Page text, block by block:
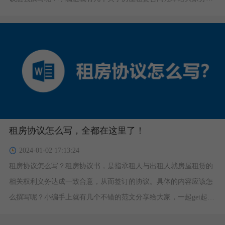
租房协议怎么写，全都在这里了！
2024-01-02 17:13:24
租房协议怎么写？租房协议书，是指承租人与出租人就房屋租赁的
相关权利义务达成一致合意，从而签订的协议。具体的内容应该怎
么撰写呢？小编手上就有几个不错的范文分享给大家，一起get起来